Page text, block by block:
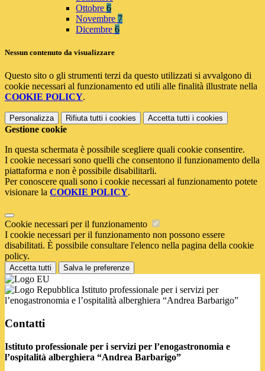
Ottobre 6
Novembre 7
Dicembre 6
Nessun contenuto da visualizzare
Questo sito o gli strumenti terzi da questo utilizzati si avvalgono di
cookie necessari al funzionamento ed utili alle finalità illustrate nella
COOKIE POLICY.
Personalizza Rifiuta tutti i cookies Accetta tutti i cookies
Gestione cookie
In questa schermata è possibile scegliere quali cookie consentire.
I cookie necessari sono quelli che consentono il funzionamento della
piattaforma e non è possibile disabilitarli.
Per conoscere quali sono i cookie necessari al funzionamento potete
visionare la COOKIE POLICY.
Cookie necessari per il funzionamento
I cookie necessari per il funzionamento non possono essere
disabilitati. È possibile consultare l'elenco nella pagina della cookie
policy.
Accetta tutti Salva le preferenze
Istituto professionale per i servizi per
l’enogastronomia e l’ospitalità alberghiera “Andrea Barbarigo”
Contatti
Istituto professionale per i servizi per l’enogastronomia e
l’ospitalità alberghiera “Andrea Barbarigo”